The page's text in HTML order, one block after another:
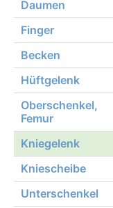
Daumen
Finger
Becken
Hüftgelenk
Oberschenkel,
Femur
Kniegelenk
Kniescheibe
Unterschenkel